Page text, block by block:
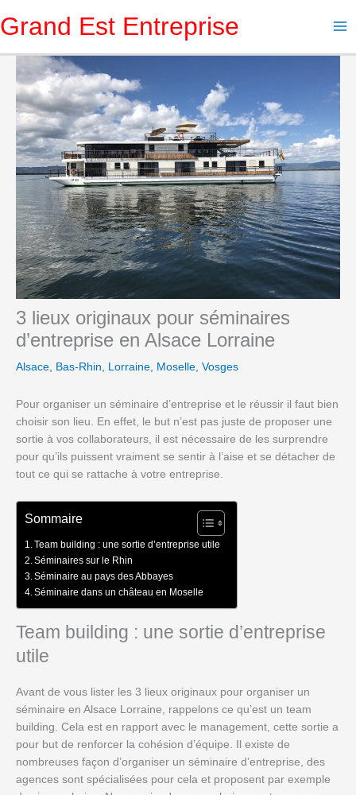
au
Grand Est Entreprise
3 lieux originaux pour séminaires
d’entreprise en Alsace Lorraine
Alsace, Bas-Rhin, Lorraine, Moselle, Vosges
Pour organiser un séminaire d’entreprise et le réussir il faut bien
choisir son lieu. En effet, le but n’est pas juste de proposer une
sortie à vos collaborateurs, il est nécessaire de les surprendre
pour qu’ils puissent vraiment se sentir à l’aise et se détacher de
tout ce qui se rattache à votre entreprise.
Sommaire
Team building : une sortie d’entreprise utile
Séminaires sur le Rhin
Séminaire au pays des Abbayes
Séminaire dans un château en Moselle
Team building : une sortie d’entreprise
utile
Avant de vous lister les 3 lieux originaux pour organiser un
séminaire en Alsace Lorraine, rappelons ce qu’est un team
building. Cela est en rapport avec le management, cette sortie a
pour but de renforcer la cohésion d’équipe. Il existe de
nombreuses façon d’organiser un séminaire d’entreprise, des
agences sont spécialisées pour cela et proposent par exemple